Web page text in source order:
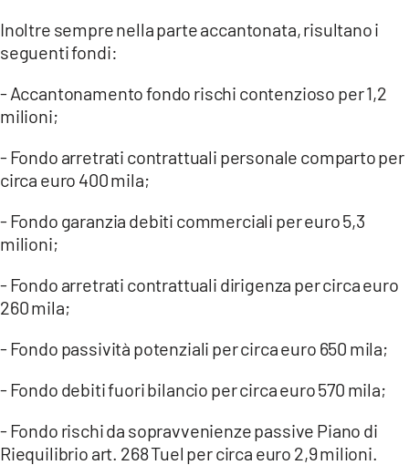
Inoltre sempre nella parte accantonata, risultano i
seguenti fondi:
- Accantonamento fondo rischi contenzioso per 1,2
milioni;
- Fondo arretrati contrattuali personale comparto per
circa euro 400 mila;
- Fondo garanzia debiti commerciali per euro 5,3
milioni;
- Fondo arretrati contrattuali dirigenza per circa euro
260 mila;
- Fondo passività potenziali per circa euro 650 mila;
- Fondo debiti fuori bilancio per circa euro 570 mila;
- Fondo rischi da sopravvenienze passive Piano di
Riequilibrio art. 268 Tuel per circa euro 2,9 milioni.